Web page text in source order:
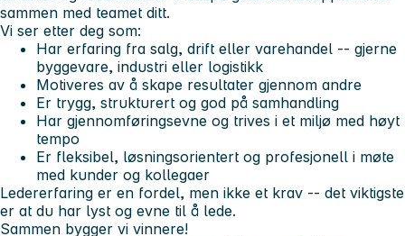
sammen med teamet ditt.
Vi ser etter deg som:
Har erfaring fra salg, drift eller varehandel -- gjerne
byggevare, industri eller logistikk
Motiveres av å skape resultater gjennom andre
Er trygg, strukturert og god på samhandling
Har gjennomføringsevne og trives i et miljø med høyt
tempo
Er fleksibel, løsningsorientert og profesjonell i møte
med kunder og kollegaer
Ledererfaring er en fordel, men ikke et krav -- det viktigste
er at du har lyst og evne til å lede.
Sammen bygger vi vinnere!